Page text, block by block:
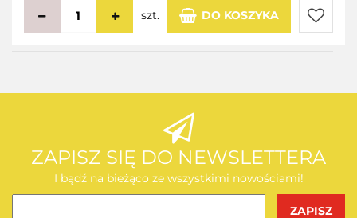
szt. DO KOSZYKA
ZAPISZ SIĘ DO NEWSLETTERA
I bądź na bieżąco ze wszystkimi nowościami!